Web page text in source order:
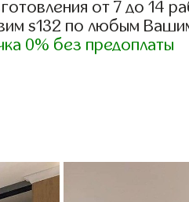
от 7 до 14
s132 по любым
0% без предоплаты